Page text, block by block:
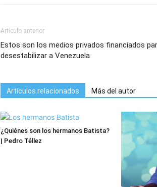
Artículo anterior
Estos son los medios privados financiados
desestabilizar a Venezuela
Artículos relacionados Más del autor
¿Quiénes son los hermanos Batista?
| Pedro Téllez